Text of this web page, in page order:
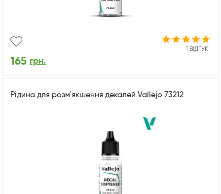
1 ВІДГУК
165 грн.
Рідина для розм'якшення декалей Vallejo 73212